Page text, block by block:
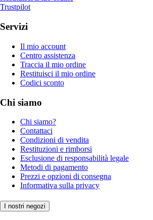
Trustpilot
Servizi
Il mio account
Centro assistenza
Traccia il mio ordine
Restituisci il mio ordine
Codici sconto
Chi siamo
Chi siamo?
Contattaci
Condizioni di vendita
Restituzioni e rimborsi
Esclusione di responsabilità legale
Metodi di pagamento
Prezzi e opzioni di consegna
Informativa sulla privacy
I nostri negozi